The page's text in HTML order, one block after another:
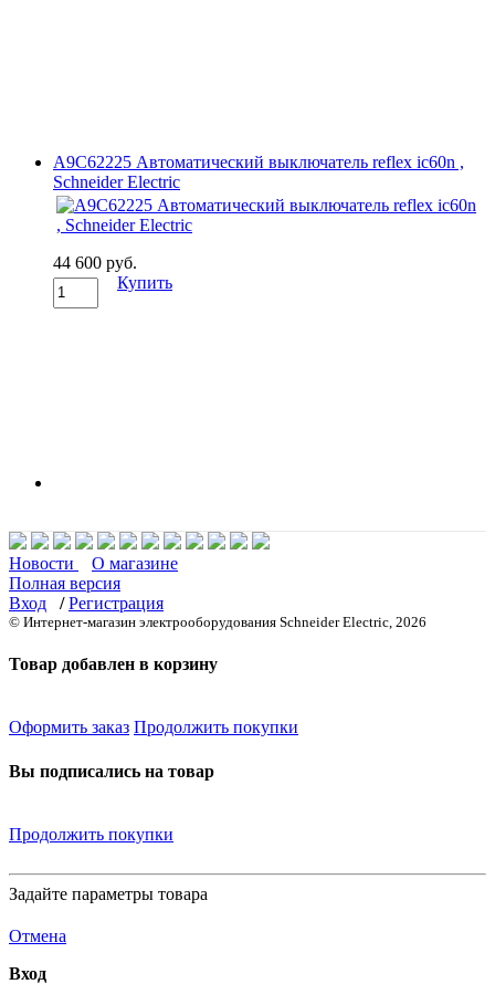
A9C62225 Автоматический выключатель reflex ic60n ,
Schneider Electric
44 600 руб.
Купить
Новости
О магазине
Полная версия
Вход
/ Регистрация
© Интернет-магазин электрооборудования Schneider Electric, 2026
Товар добавлен в корзину
Оформить заказ Продолжить покупки
Вы подписались на товар
Продолжить покупки
Задайте параметры товара
Отмена
Вход